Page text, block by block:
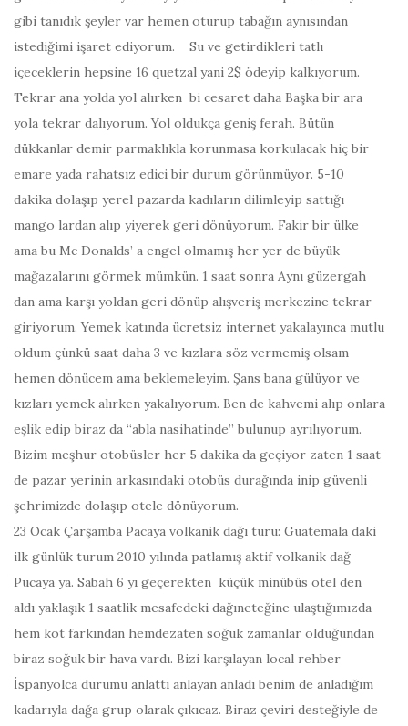
gibi tanıdık şeyler var hemen oturup tabağın aynısından
istediğimi işaret ediyorum. Su ve getirdikleri tatlı
içeceklerin hepsine 16 quetzal yani 2$ ödeyip kalkıyorum.
Tekrar ana yolda yol alırken bi cesaret daha Başka bir ara
yola tekrar dalıyorum. Yol oldukça geniş ferah. Bütün
dükkanlar demir parmaklıkla korunmasa korkulacak hiç bir
emare yada rahatsız edici bir durum görünmüyor. 5-10
dakika dolaşıp yerel pazarda kadıların dilimleyip sattığı
mango lardan alıp yiyerek geri dönüyorum. Fakir bir ülke
ama bu Mc Donalds’ a engel olmamış her yer de büyük
mağazalarını görmek mümkün. 1 saat sonra Aynı güzergah
dan ama karşı yoldan geri dönüp alışveriş merkezine tekrar
giriyorum. Yemek katında ücretsiz internet yakalayınca mutlu
oldum çünkü saat daha 3 ve kızlara söz vermemiş olsam
hemen dönücem ama beklemeleyim. Şans bana gülüyor ve
kızları yemek alırken yakalıyorum. Ben de kahvemi alıp onlara
eşlik edip biraz da “abla nasihatinde” bulunup ayrılıyorum.
Bizim meşhur otobüsler her 5 dakika da geçiyor zaten 1 saat
de pazar yerinin arkasındaki otobüs durağında inip güvenli
şehrimizde dolaşıp otele dönüyorum.
23 Ocak Çarşamba Pacaya volkanik dağı turu: Guatemala daki
ilk günlük turum 2010 yılında patlamış aktif volkanik dağ
Pucaya ya. Sabah 6 yı geçerekten küçük minübüs otel den
aldı yaklaşık 1 saatlik mesafedeki dağıneteğine ulaştığımızda
hem kot farkından hemdezaten soğuk zamanlar olduğundan
biraz soğuk bir hava vardı. Bizi karşılayan local rehber
İspanyolca durumu anlattı anlayan anladı benim de anladığım
kadarıyla dağa grup olarak çıkıcaz. Biraz çeviri desteğiyle de